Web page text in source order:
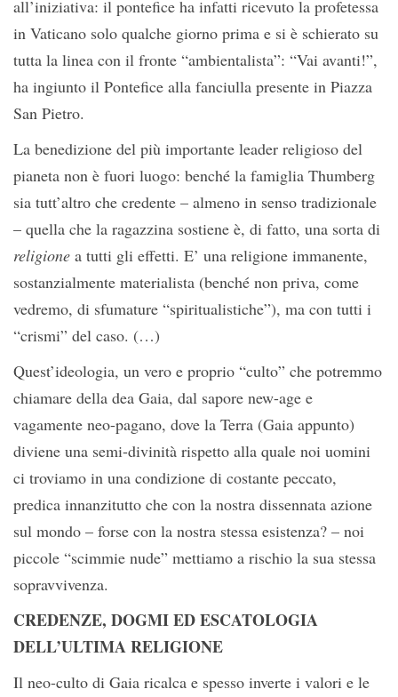
all’iniziativa: il pontefice ha infatti ricevuto la profetessa
in Vaticano solo qualche giorno prima e si è schierato su
tutta la linea con il fronte “ambientalista”: “Vai avanti!”,
ha ingiunto il Pontefice alla fanciulla presente in Piazza
San Pietro.
La benedizione del più importante leader religioso del
pianeta non è fuori luogo: benché la famiglia Thumberg
sia tutt’altro che credente – almeno in senso tradizionale
– quella che la ragazzina sostiene è, di fatto, una sorta di
religione a tutti gli effetti. E’ una religione immanente,
sostanzialmente materialista (benché non priva, come
vedremo, di sfumature “spiritualistiche”), ma con tutti i
“crismi” del caso. (…)
Quest’ideologia, un vero e proprio “culto” che potremmo
chiamare della dea Gaia, dal sapore new-age e
vagamente neo-pagano, dove la Terra (Gaia appunto)
diviene una semi-divinità rispetto alla quale noi uomini
ci troviamo in una condizione di costante peccato,
predica innanzitutto che con la nostra dissennata azione
sul mondo – forse con la nostra stessa esistenza? – noi
piccole “scimmie nude” mettiamo a rischio la sua stessa
sopravvivenza.
CREDENZE, DOGMI ED ESCATOLOGIA
DELL’ULTIMA RELIGIONE
Il neo-culto di Gaia ricalca e spesso inverte i valori e le